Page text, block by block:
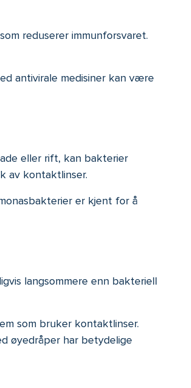
reduserer immunforsvaret.
antivirale medisiner kan være
eller rift, kan bakterier
av kontaktlinser.
er kjent for å
langsommere enn bakteriell
som bruker kontaktlinser.
øyedråper har betydelige